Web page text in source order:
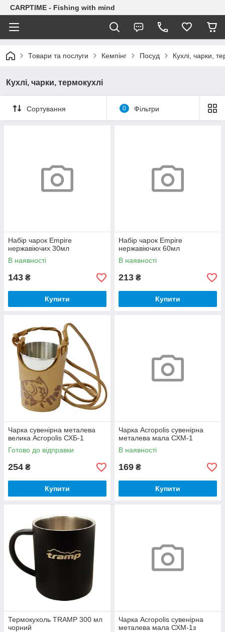
CARPTIME - Fishing with mind
Товари та послуги Кемпінг Посуд Кухлі, чарки,
Кухлі, чарки, термокухлі
Сортування 0 Фільтри
Набір чарок Empire
нержавіючих 30мл
В наявності
143 ₴
Купити
Набір чарок Empire
нержавіючих 60мл
В наявності
213 ₴
Купити
Чарка сувенірна металева
велика Acropolis СХБ-1
Готово до відправки
254 ₴
Купити
Чарка Acropolis сувенірна
металева мала СХМ-1
В наявності
169 ₴
Купити
Термокухоль TRAMP 300 мл
чорний
Чарка Acropolis сувенірна
металева мала СХМ-1з